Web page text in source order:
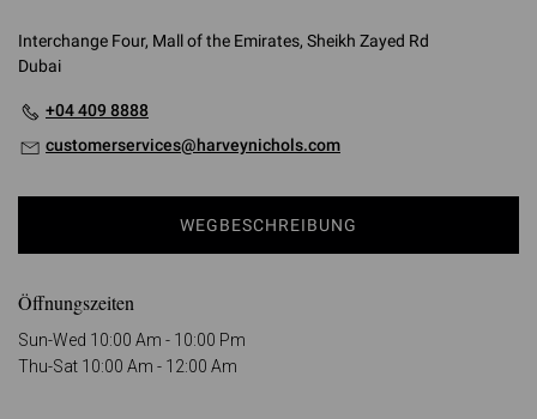
Interchange Four, Mall of the Emirates, Sheikh Zayed Rd
Dubai
+04 409 8888
customerservices@harveynichols.com
WEGBESCHREIBUNG
Öffnungszeiten
Sun-Wed 10:00 Am - 10:00 Pm
Thu-Sat 10:00 Am - 12:00 Am